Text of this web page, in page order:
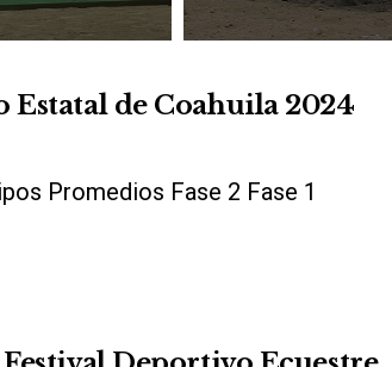
Estatal de Coahuila 2024
Promedios Fase 2 Fase 1